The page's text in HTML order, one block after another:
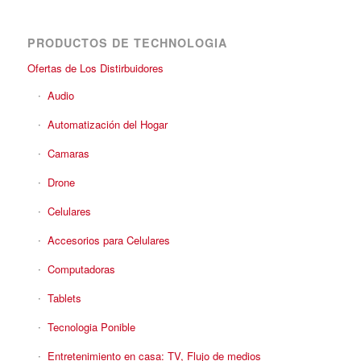
PRODUCTOS DE TECHNOLOGIA
Ofertas de Los Distirbuidores
Audio
Automatización del Hogar
Camaras
Drone
Celulares
Accesorios para Celulares
Computadoras
Tablets
Tecnologia Ponible
Entretenimiento en casa: TV, Flujo de medios